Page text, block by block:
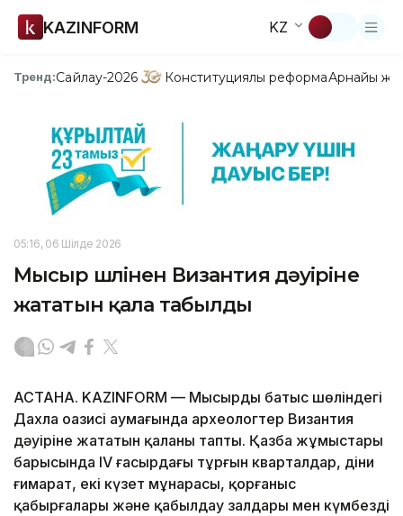
KAZINFORM KZ
Тренд:Сайлау-2026 Конституциялық реформаАрнайы
05:16, 06 Шілде 2026
Мысыр шөлінен Византия дәуіріне
жататын қала табылды
АСТАНА. KAZINFORM — Мысырдың батыс шөліндегі
Дахла оазисі аумағында археологтер Византия
дәуіріне жататын қаланы тапты. Қазба жұмыстары
барысында IV ғасырдағы тұрғын кварталдар, діни
ғимарат, екі күзет мұнарасы, қорғаныс
қабырғалары және қабылдау залдары мен күмбезді